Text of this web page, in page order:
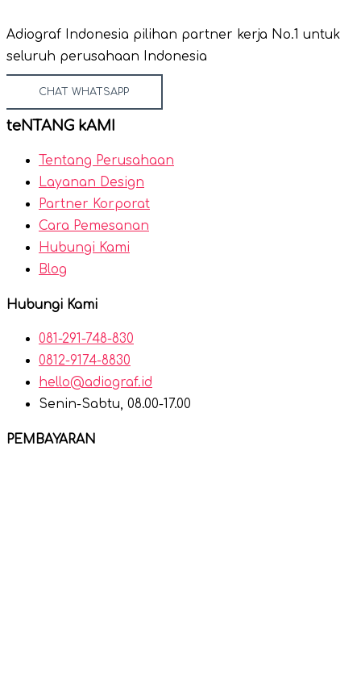
Adiograf Indonesia pilihan partner kerja No.1 untuk
seluruh perusahaan Indonesia
CHAT WHATSAPP
teNTANG kAMI
Tentang Perusahaan
Layanan Design
Partner Korporat
Cara Pemesanan
Hubungi Kami
Blog
Hubungi Kami
081-291-748-830
0812-9174-8830
hello@adiograf.id
Senin-Sabtu, 08.00-17.00
PEMBAYARAN